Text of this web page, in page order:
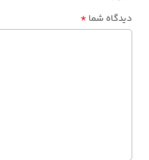
دیدگاه شما *